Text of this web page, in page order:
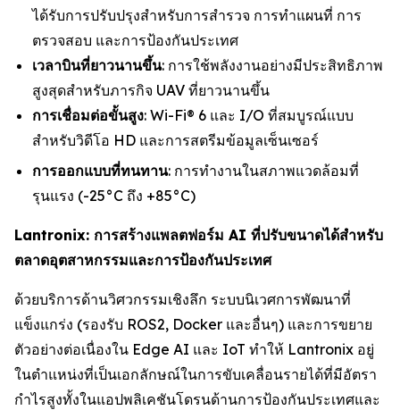
ได้รับการปรับปรุงสำหรับการสำรวจ การทำแผนที่ การ
ตรวจสอบ และการป้องกันประเทศ
เวลาบินที่ยาวนานขึ้น: การใช้พลังงานอย่างมีประสิทธิภาพ
สูงสุดสำหรับภารกิจ UAV ที่ยาวนานขึ้น
การเชื่อมต่อขั้นสูง: Wi-Fi® 6 และ I/O ที่สมบูรณ์แบบ
สำหรับวิดีโอ HD และการสตรีมข้อมูลเซ็นเซอร์
การออกแบบที่ทนทาน: การทำงานในสภาพแวดล้อมที่
รุนแรง (-25°C ถึง +85°C)
Lantronix: การสร้างแพลตฟอร์ม AI ที่ปรับขนาดได้สำหรับ
ตลาดอุตสาหกรรมและการป้องกันประเทศ
ด้วยบริการด้านวิศวกรรมเชิงลึก ระบบนิเวศการพัฒนาที่
แข็งแกร่ง (รองรับ ROS2, Docker และอื่นๆ) และการขยาย
ตัวอย่างต่อเนื่องใน Edge AI และ IoT ทำให้ Lantronix อยู่
ในตำแหน่งที่เป็นเอกลักษณ์ในการขับเคลื่อนรายได้ที่มีอัตรา
กำไรสูงทั้งในแอปพลิเคชันโดรนด้านการป้องกันประเทศและ